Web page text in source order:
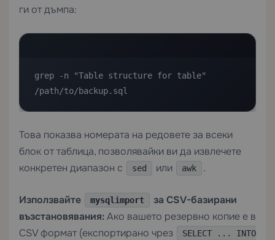
ги от дъмпа:
grep -n "Table structure for table"
/path/to/backup.sql
Това показва номерата на редовете за всеки
блок от таблица, позволявайки ви да извлечете
конкретен диапазон с
sed или awk .
Използвайте mysqlimport
за CSV-базирани
възстановявания:Ако вашето резервно копие е в
CSV формат (експортирано чрез
SELECT ... INTO